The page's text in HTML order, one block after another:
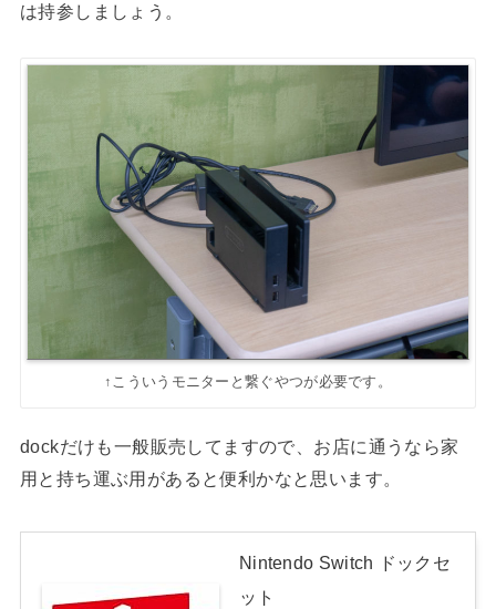
は持参しましょう。
↑こういうモニターと繋ぐやつが必要です。
dockだけも一般販売してますので、お店に通うなら家
用と持ち運ぶ用があると便利かなと思います。
Nintendo Switch ドックセ
ット